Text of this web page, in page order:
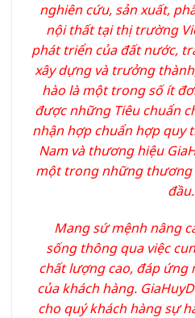
nghiên cứu, sản xuất,
nội thất tại thị trường
phát triển của đất nước,
xây dựng và trưởng
hào là một trong số ít
được những Tiêu chuẩn
nhận hợp chuẩn hợp quy
Nam và thương hiệu
một trong những thương
đầu.
Mang sứ mệnh nâng
sống thông qua việc
chất lượng cao, đáp ứng
của khách hàng.
cho quý khách hàng sự